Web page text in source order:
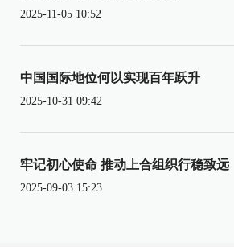
2025-11-05 10:52
中国国际地位何以实现百年跃升
2025-10-31 09:42
牢记初心使命 推动上合组织行稳致远
2025-09-03 15:23